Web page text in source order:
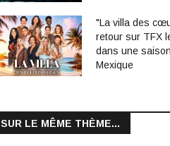
"La villa des
retour sur TFX
dans une
Mexique
SUR LE MÊME THÈME...